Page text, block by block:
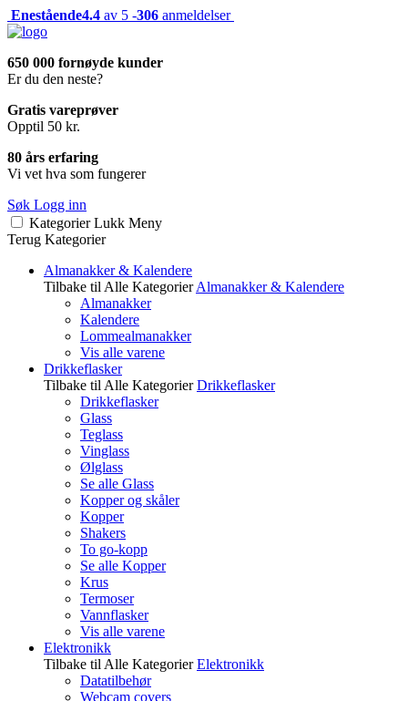
Enestående4.4 av 5 -306 anmeldelser
650 000 fornøyde kunder
Er du den neste?
Gratis vareprøver
Opptil 50 kr.
80 års erfaring
Vi vet hva som fungerer
Søk Logg inn
Kategorier Lukk Meny
Terug Kategorier
Almanakker & Kalendere
Tilbake til Alle Kategorier Almanakker & Kalendere
Almanakker
Kalendere
Lommealmanakker
Vis alle varene
Drikkeflasker
Tilbake til Alle Kategorier Drikkeflasker
Drikkeflasker
Glass
Teglass
Vinglass
Ølglass
Se alle Glass
Kopper og skåler
Kopper
Shakers
To go-kopp
Se alle Kopper
Krus
Termoser
Vannflasker
Vis alle varene
Elektronikk
Tilbake til Alle Kategorier Elektronikk
Datatilbehør
Webcam covers